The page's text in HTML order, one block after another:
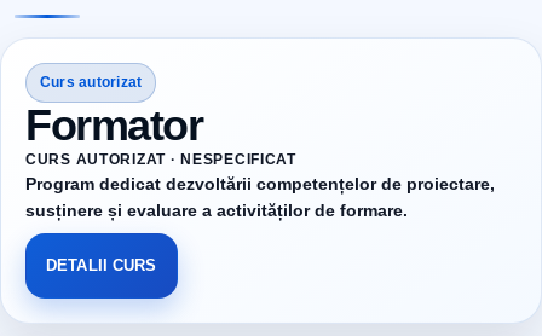
Curs autorizat
Formator
CURS AUTORIZAT · NESPECIFICAT
Program dedicat dezvoltării competențelor de proiectare,
susținere și evaluare a activităților de formare.
DETALII CURS